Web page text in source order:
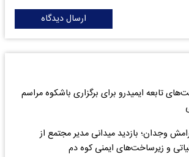
ارسال دیدگاه
تابعه ایمیدرو برای برگزاری باشکوه مراسم
وجدان؛ بازدید میدانی مدیر مجتمع از
و زیرساخت‌های ایمنی کوه دم